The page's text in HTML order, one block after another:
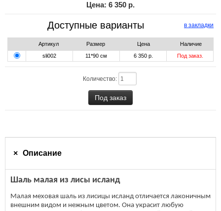
Цена: 6 350 р.
в закладки
Доступные варианты
Артикул Размер Цена
Наличие
sli002
11*90 см 6 350 р. Под заказ.
Количество:
Описание
Шаль малая из лисы исланд
Малая меховая шаль из лисицы исланд отличается лаконичным
внешним видом и нежным цветом. Она украсит любую